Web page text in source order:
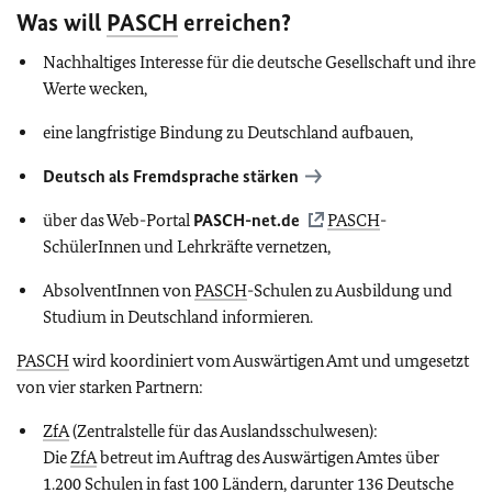
Was will PASCH erreichen?
Nachhaltiges Interesse für die deutsche Gesellschaft und ihre
Werte wecken,
eine langfristige Bindung zu Deutschland aufbauen,
Deutsch als Fremdsprache stärken
über das Web-Portal PASCH-net.de PASCH-
SchülerInnen und Lehrkräfte vernetzen,
AbsolventInnen von PASCH-Schulen zu Ausbildung und
Studium in Deutschland informieren.
PASCHwird koordiniert vom Auswärtigen Amt und umgesetzt
von vier starken Partnern:
ZfA(Zentralstelle für das Auslandsschulwesen):
Die ZfAbetreut im Auftrag des Auswärtigen Amtes über
1.200 Schulen in fast 100 Ländern, darunter 136 Deutsche